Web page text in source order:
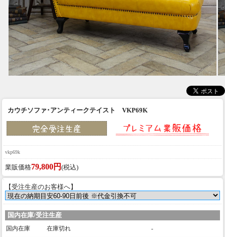
カウチソファ･アンティークテイスト VKP69K
vkp69k
業販価格79,800円 (税込)
【受注生産のお客様へ】
国内在庫/受注生産
国内在庫 在庫切れ -